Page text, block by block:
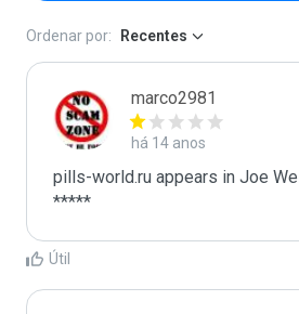
Ordenar por: Recentes
marco2981
há 14 anos
pills-world.ru appears in Joe
*****
Útil